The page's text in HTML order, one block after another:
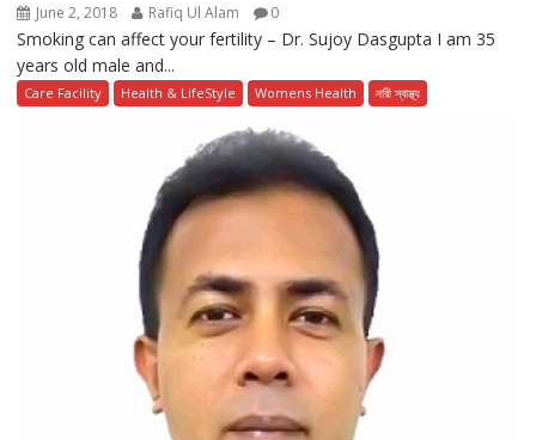
June 2, 2018 Rafiq Ul Alam 0
Smoking can affect your fertility – Dr. Sujoy Dasgupta I am 35
years old male and...
Care Facility Health & LifeStyle Womens Health নারী স্বাস্থ্য